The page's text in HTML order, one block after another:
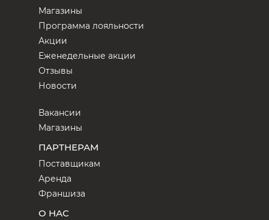
Магазины
Программа лояльности
Акции
Еженедельные акции
Отзывы
Новости
Вакансии
Магазины
ПАРТНЕРАМ
Поставщикам
Аренда
Франшиза
О НАС